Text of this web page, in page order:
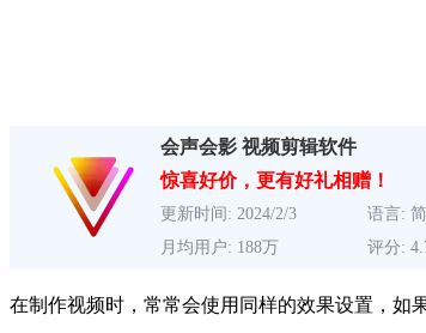
会声会影 视频剪辑软件
惊喜好价，更有好礼相赠！
更新时间: 2024/2/3 语言:
月均用户: 188万
评分:
在制作视频时，常常会使用同样的效果设置，如